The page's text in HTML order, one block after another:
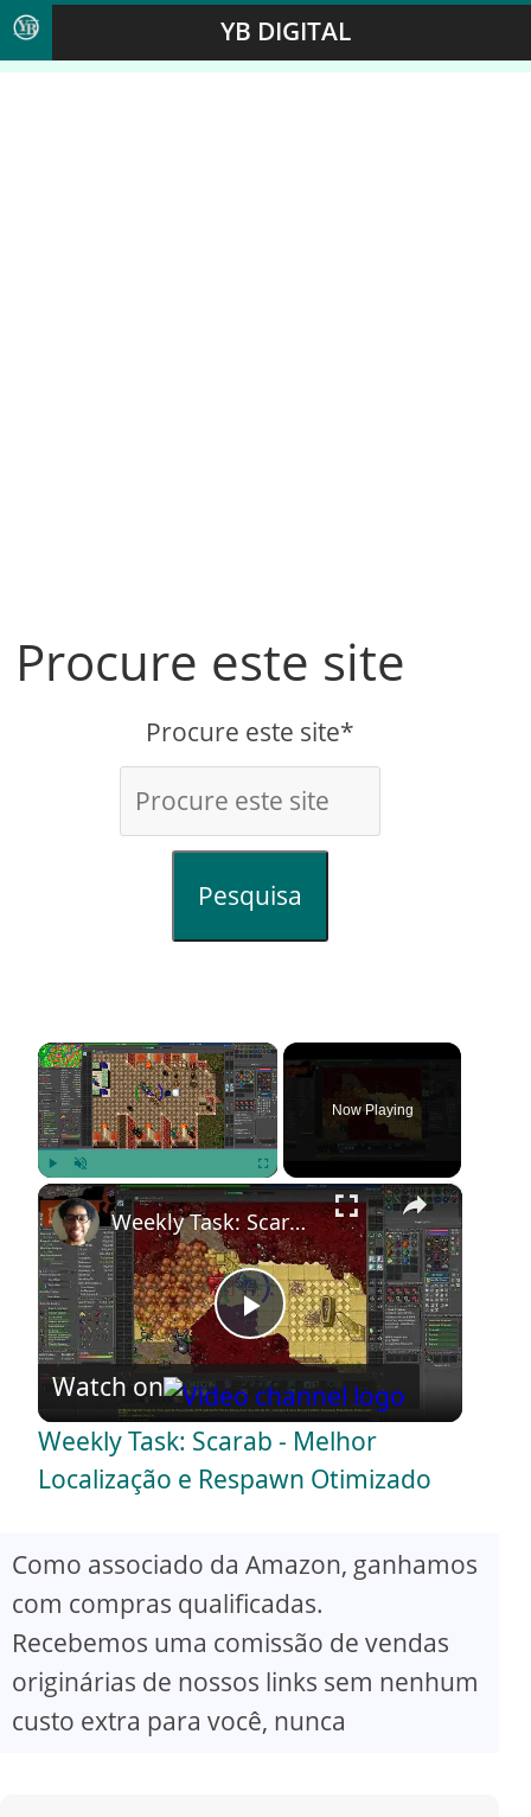
YB DIGITAL
Procure este site
Procure este site*
Pesquisa
×
Play Unmute Fullscreen
Now Playing
×
P
l
a
y
V
i
Weekly Task: Scarab - Melhor Localização e Respawn Otimizado
Watch on
Weekly Task: Scarab - Melhor
Localização e Respawn Otimizado
Como associado da Amazon, ganhamos
com compras qualificadas.
Recebemos uma comissão de vendas
originárias de nossos links sem nenhum
custo extra para você, nunca